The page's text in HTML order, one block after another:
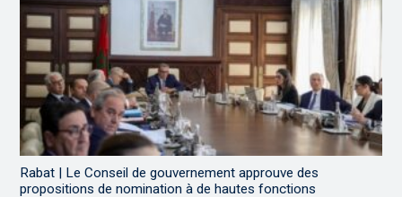
Rabat | Le Conseil de gouvernement approuve des
propositions de nomination à de hautes fonctions